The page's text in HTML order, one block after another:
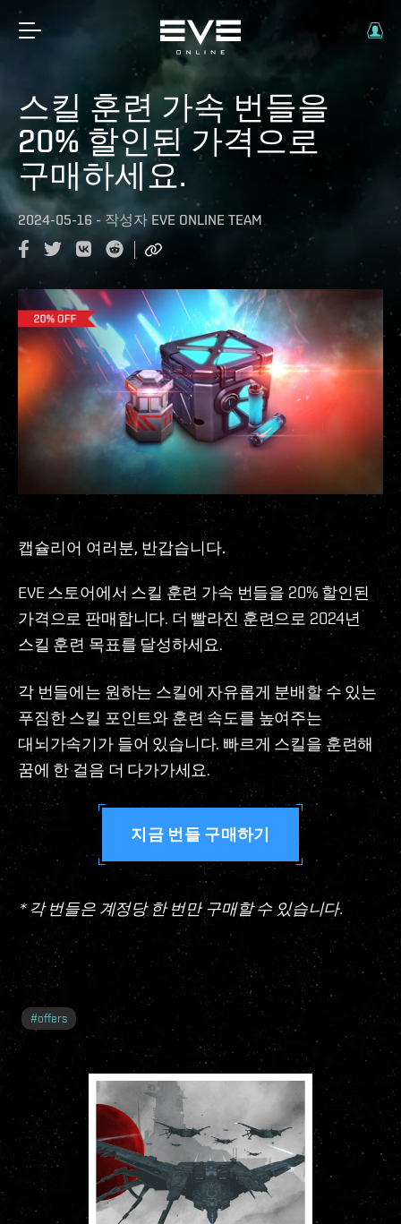
스킬 훈련 가속 번들을
20% 할인된 가격으로
구매하세요.
2024-05-16 - 작성자 EVE ONLINE TEAM
캡슐리어 여러분, 반갑습니다.
EVE 스토어에서 스킬 훈련 가속 번들을 20% 할인된
가격으로 판매합니다. 더 빨라진 훈련으로 2024년
스킬 훈련 목표를 달성하세요.
각 번들에는 원하는 스킬에 자유롭게 분배할 수 있는
푸짐한 스킬 포인트와 훈련 속도를 높여주는
대뇌가속기가 들어 있습니다. 빠르게 스킬을 훈련해
꿈에 한 걸음 더 다가가세요.
지금 번들 구매하기
* 각 번들은 계정당 한 번만 구매할 수 있습니다.
#offers